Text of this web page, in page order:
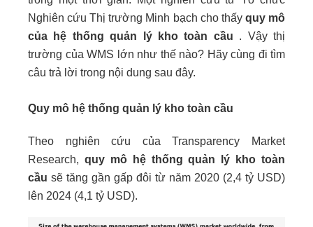
Nghiên cứu Thị trường Minh bạch cho thấy quy mô
của hệ thống quản lý kho toàn cầu . Vậy thị
trường của WMS lớn như thế nào? Hãy cùng đi tìm
câu trả lời trong nội dung sau đây.
Quy mô hệ thống quản lý kho toàn cầu
Theo nghiên cứu của Transparency Market
Research, quy mô
hệ thống quản lý kho toàn
cầu sẽ tăng gần gấp đôi từ năm 2020 (2,4 tỷ USD)
lên 2024 (4,1 tỷ USD).